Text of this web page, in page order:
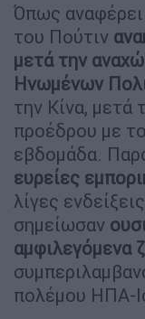
Όπως
του Πούτιν
μετά την
Ηνωμένων
την Κίνα, μετά
προέδρου με
εβδομάδα.
ευρείες
λίγες
σημείωσαν
αμφιλεγόμενα
πολέμου ΗΠΑ-